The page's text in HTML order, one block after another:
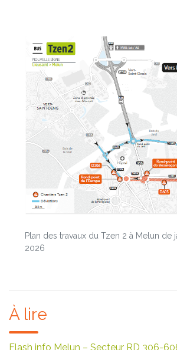
Plan des travaux du Tzen 2 à Melun de
2026
À lire
Flash info Melun – Secteur RD 306-